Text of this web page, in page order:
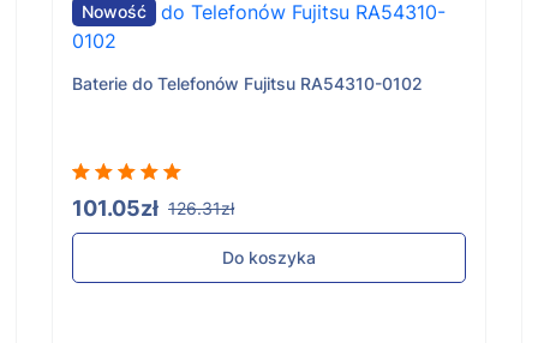
Nowość
Baterie do Telefonów Fujitsu RA54310-0102
101.05zł 126.31zł
Do koszyka